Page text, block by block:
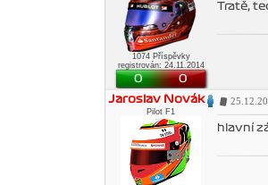
1074 Příspěvky
registrován: 24.11.2014
0 0
Tratě,
Jaroslav Novák
Pilot F1
hlavní